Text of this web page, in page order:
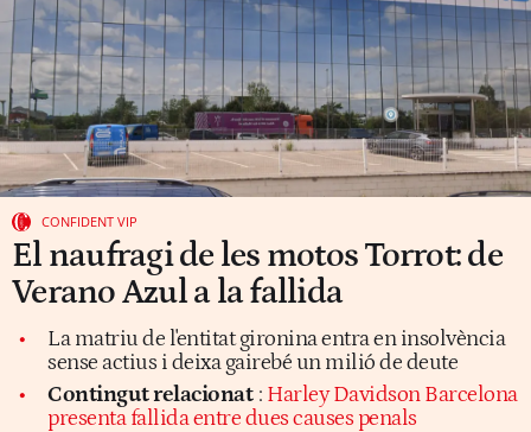
CONFIDENT VIP
El naufragi de les motos Torrot: de
Verano Azul a la fallida
La matriu de l'entitat gironina entra en insolvència
sense actius i deixa gairebé un milió de deute
Contingut relacionat : Harley Davidson Barcelona
presenta fallida entre dues causes penals